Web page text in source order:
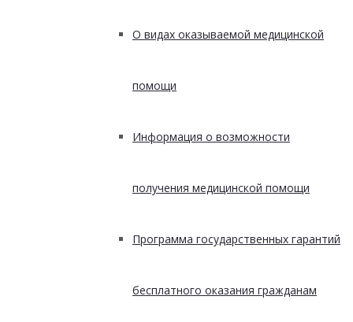
О видах оказываемой медицинской
помощи
Информация о возможности
получения медицинской помощи
Программа государственных гарантий
бесплатного оказания гражданам